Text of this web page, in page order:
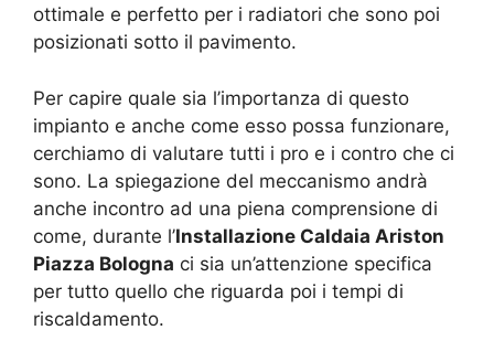
ottimale e perfetto per i radiatori che sono poi
posizionati sotto il pavimento.
Per capire quale sia l’importanza di questo
impianto e anche come esso possa funzionare,
cerchiamo di valutare tutti i pro e i contro che ci
sono. La spiegazione del meccanismo andrà
anche incontro ad una piena comprensione di
come, durante l’Installazione Caldaia Ariston
Piazza Bologna ci sia un’attenzione specifica
per tutto quello che riguarda poi i tempi di
riscaldamento.